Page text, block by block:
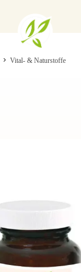
Vital- & Naturstoffe